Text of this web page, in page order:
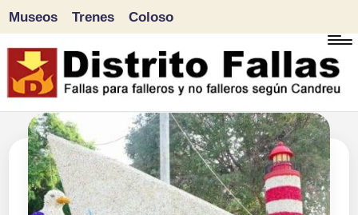
Saltar
al
Museos Trenes Coloso